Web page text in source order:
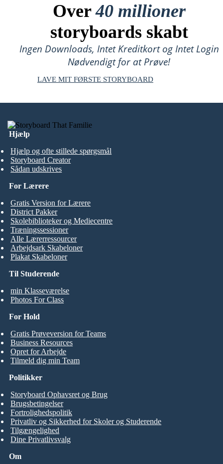
Over40 millioner
storyboards skabt
Ingen Downloads, Intet Kreditkort og Intet Login
Nødvendigt for at Prøve!
LAVE MIT FØRSTE STORYBOARD
Hjælp
Hjælp og ofte stillede spørgsmål
Storyboard Creator
Sådan udskrives
Til Studerende
min Klasseværelse
Photos For Class
For Lærere
Gratis Version for Lærere
District Pakker
Skolebiblioteker og Mediecentre
Træningssessioner
Alle Lærerressourcer
Arbejdsark Skabeloner
Plakat Skabeloner
For Hold
Gratis Prøveversion for Teams
Business Resources
Opret for Arbejde
Tilmeld dig min Team
Om
Politikker
Storyboard Ophavsret og Brug
Brugsbetingelser
Fortrolighedspolitik
Privatliv og Sikkerhed for Skoler og Studerende
Tilgængelighed
Dine Privatlivsvalg